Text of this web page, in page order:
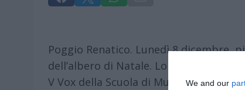
We and our
Poggio Renatico. Lunedì 8 dicembre,
dell’albero di Natale. Lo spettacolo
V Vox della Scuola di Musica di